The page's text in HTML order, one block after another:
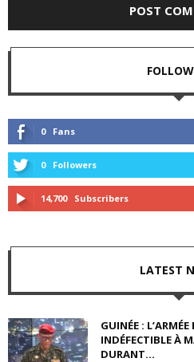
0 Fans
0 Followers
14,700 Subscribers
LATEST
GUINÉE :
INDÉFECTIBLE À
DURANT...